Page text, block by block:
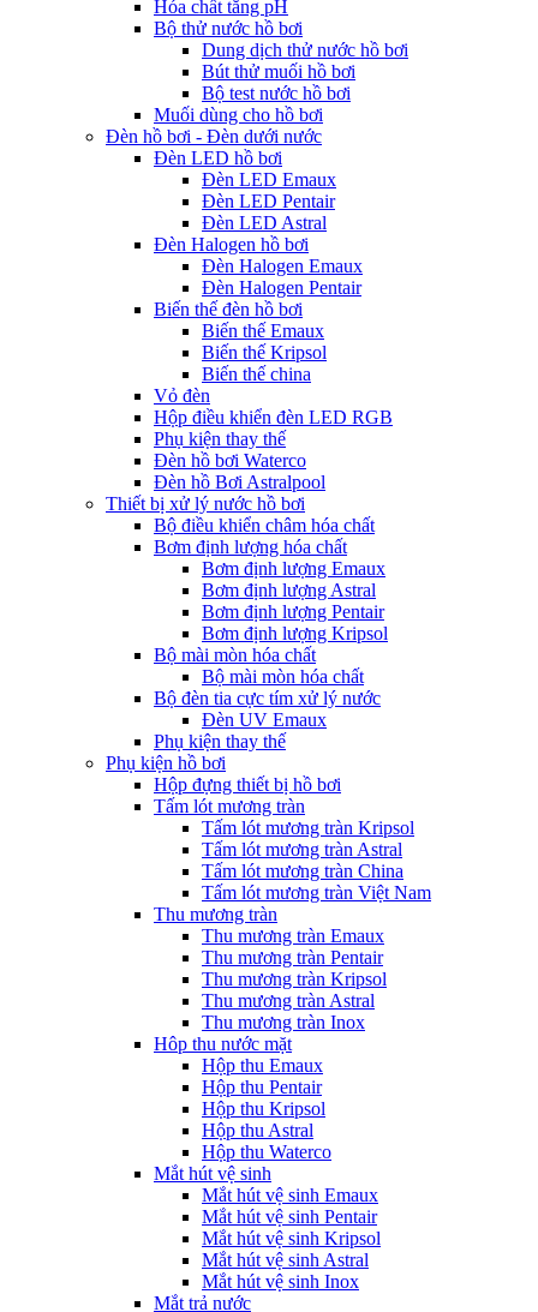
Hóa chất tăng pH
Bộ thử nước hồ bơi
Dung dịch thử nước hồ bơi
Bút thử muối hồ bơi
Bộ test nước hồ bơi
Muối dùng cho hồ bơi
Đèn hồ bơi - Đèn dưới nước
Đèn LED hồ bơi
Đèn LED Emaux
Đèn LED Pentair
Đèn LED Astral
Đèn Halogen hồ bơi
Đèn Halogen Emaux
Đèn Halogen Pentair
Biến thế đèn hồ bơi
Biến thế Emaux
Biến thế Kripsol
Biến thế china
Vỏ đèn
Hộp điều khiển đèn LED RGB
Phụ kiện thay thế
Đèn hồ bơi Waterco
Đèn hồ Bơi Astralpool
Thiết bị xử lý nước hồ bơi
Bộ điều khiển châm hóa chất
Bơm định lượng hóa chất
Bơm định lượng Emaux
Bơm định lượng Astral
Bơm định lượng Pentair
Bơm định lượng Kripsol
Bộ mài mòn hóa chất
Bộ mài mòn hóa chất
Bộ đèn tia cực tím xử lý nước
Đèn UV Emaux
Phụ kiện thay thế
Phụ kiện hồ bơi
Hộp đựng thiết bị hồ bơi
Tấm lót mương tràn
Tấm lót mương tràn Kripsol
Tấm lót mương tràn Astral
Tấm lót mương tràn China
Tấm lót mương tràn Việt Nam
Thu mương tràn
Thu mương tràn Emaux
Thu mương tràn Pentair
Thu mương tràn Kripsol
Thu mương tràn Astral
Thu mương tràn Inox
Hôp thu nước mặt
Hộp thu Emaux
Hộp thu Pentair
Hộp thu Kripsol
Hộp thu Astral
Hộp thu Waterco
Mắt hút vệ sinh
Mắt hút vệ sinh Emaux
Mắt hút vệ sinh Pentair
Mắt hút vệ sinh Kripsol
Mắt hút vệ sinh Astral
Mắt hút vệ sinh Inox
Mắt trả nước